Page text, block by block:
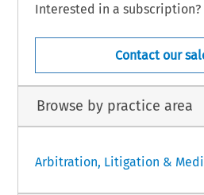
Interested in a subscription?
Contact our
Browse by practice area
Arbitration, Litigation &